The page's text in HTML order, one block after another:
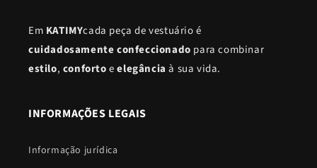
Em KATIMYcada peça de vestuário é
cuidadosamente confeccionado para combinar
estilo, confortoeelegânciaà sua vida.
INFORMAÇÕES LEGAIS
Informação jurídica